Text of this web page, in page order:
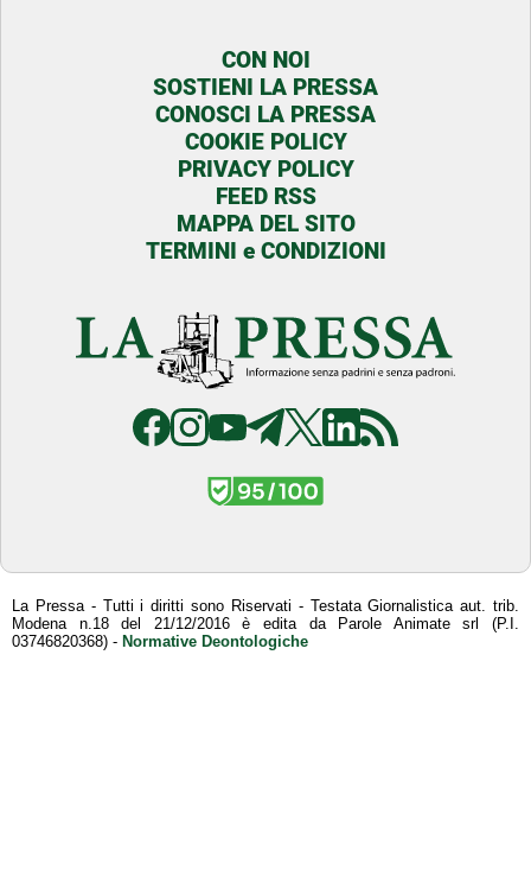
CON NOI
SOSTIENI LA PRESSA
CONOSCI LA PRESSA
COOKIE POLICY
PRIVACY POLICY
FEED RSS
MAPPA DEL SITO
TERMINI e CONDIZIONI
La Pressa - Tutti i diritti sono Riservati - Testata Giornalistica aut. trib.
Modena n.18 del 21/12/2016 è edita da Parole Animate srl (P.I.
03746820368) - Normative Deontologiche